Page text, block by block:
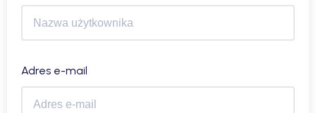
Adres e-mail